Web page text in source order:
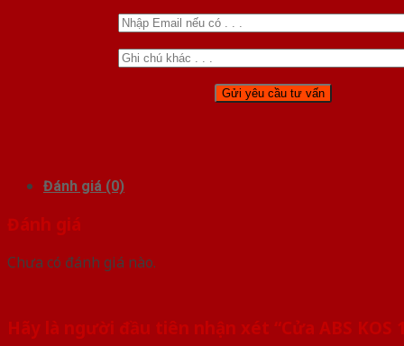
Đánh giá (0)
Đánh giá
Chưa có đánh giá nào.
Hãy là người đầu tiên nhận xét “Cửa ABS KOS